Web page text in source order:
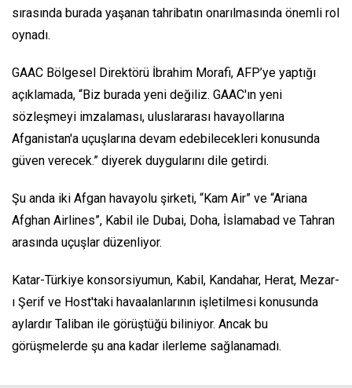
sırasında burada yaşanan tahribatın onarılmasında önemli rol
oynadı.
GAAC Bölgesel Direktörü İbrahim Morafi, AFP’ye yaptığı
açıklamada, “Biz burada yeni değiliz. GAAC'ın yeni
sözleşmeyi imzalaması, uluslararası havayollarına
Afganistan'a uçuşlarına devam edebilecekleri konusunda
güven verecek.” diyerek duygularını dile getirdi.
Şu anda iki Afgan havayolu şirketi, “Kam Air” ve “Ariana
Afghan Airlines”, Kabil ile Dubai, Doha, İslamabad ve Tahran
arasında uçuşlar düzenliyor.
Katar-Türkiye konsorsiyumun, Kabil, Kandahar, Herat, Mezar-
ı Şerif ve Host'taki havaalanlarının işletilmesi konusunda
aylardır Taliban ile görüştüğü biliniyor. Ancak bu
görüşmelerde şu ana kadar ilerleme sağlanamadı.